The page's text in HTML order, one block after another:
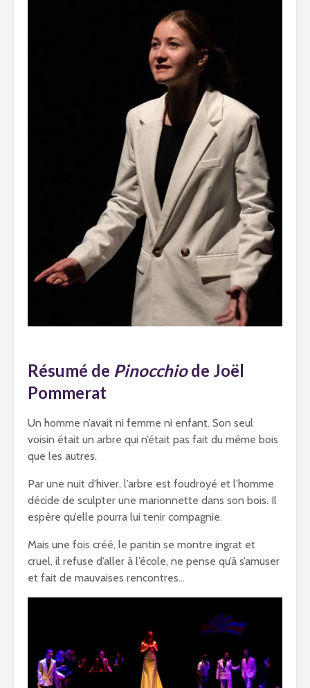
Résumé de Pinocchiode Joël
Pommerat
Un homme n’avait ni femme ni enfant. Son seul
voisin était un arbre qui n’était pas fait du même bois
que les autres.
Par une nuit d’hiver, l’arbre est foudroyé et l’homme
décide de sculpter une marionnette dans son bois. Il
espère qu’elle pourra lui tenir compagnie.
Mais une fois créé, le pantin se montre ingrat et
cruel, il refuse d’aller à l’école, ne pense qu’à s’amuser
et fait de mauvaises rencontres…